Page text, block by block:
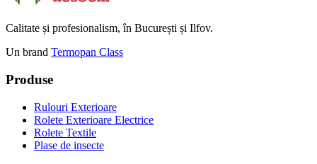
Calitate și profesionalism, în București și Ilfov.
Un brand Termopan Class
Produse
Rulouri Exterioare
Rolete Exterioare Electrice
Rolete Textile
Plase de insecte